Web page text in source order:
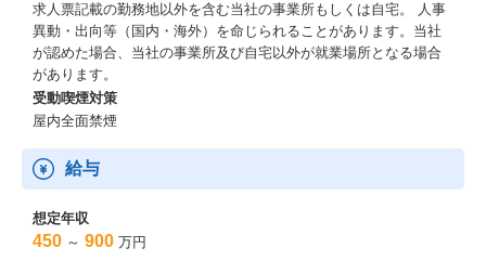
求人票記載の勤務地以外を含む当社の事業所もしくは自宅。 人事
異動・出向等（国内・海外）を命じられることがあります。当社
が認めた場合、当社の事業所及び自宅以外が就業場所となる場合
があります。
受動喫煙対策
屋内全面禁煙
給与
想定年収
450 ～ 900 万円